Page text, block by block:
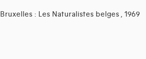
Bruxelles : Les Naturalistes belges , 1969